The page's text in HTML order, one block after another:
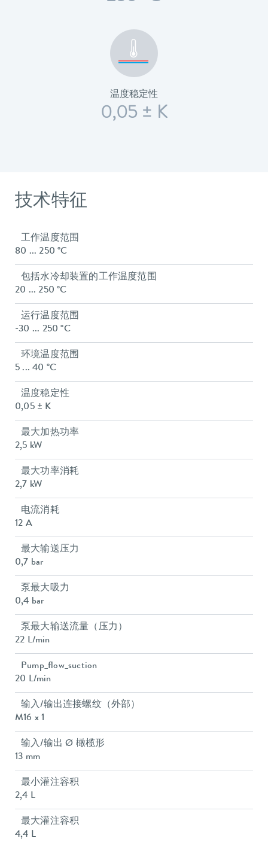
温度稳定性
0,05 ± K
技术特征
工作温度范围
80 ... 250 °C
包括水冷却装置的工作温度范围
20 ... 250 °C
运行温度范围
-30 ... 250 °C
环境温度范围
5 ... 40 °C
温度稳定性
0,05 ± K
最大加热功率
2,5 kW
最大功率消耗
2,7 kW
电流消耗
12 A
最大输送压力
0,7 bar
泵最大吸力
0,4 bar
泵最大输送流量（压力）
22 L/min
Pump_flow_suction
20 L/min
输入/输出连接螺纹（外部）
M16 x 1
输入/输出 Ø 橄榄形
13 mm
最小灌注容积
2,4 L
最大灌注容积
4,4 L